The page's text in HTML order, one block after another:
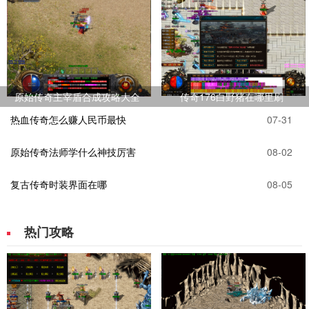
原始传奇主宰盾合成攻略大全
传奇176白野猪在哪里刷
热血传奇怎么赚人民币最快
07-31
原始传奇法师学什么神技厉害 08-02
复古传奇时装界面在哪 08-05
热门攻略